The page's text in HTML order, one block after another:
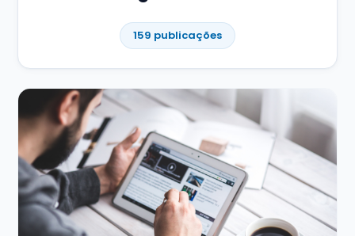
159 publicações